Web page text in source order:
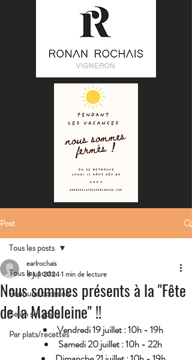
Post
Tous les posts
Pour une occasion
Selon ses goûts
Par plats/recettes
Tous les posts
Nous sommes présents à la "Fête
de la Madeleine" !!
earlrochais
8 juil. 20241 min de lecture
Vendredi 19 juillet : 10h - 19h
Samedi 20 juillet : 10h - 22h